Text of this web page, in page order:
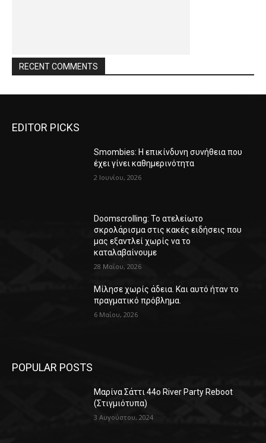
RECENT COMMENTS
EDITOR PICKS
Smombies: Η επικίνδυνη συνήθεια που
έχει γίνει καθημερινότητα
2 Ιουνίου, 2026
Doomscrolling: Το ατελείωτο
σκρολάρισμα στις κακές ειδήσεις που
μας εξαντλεί χωρίς να το
καταλαβαίνουμε
28 Μαΐου, 2026
Μίλησε χωρίς άδεια. Και αυτό ήταν το
πραγματικό πρόβλημα.
6 Μαΐου, 2026
POPULAR POSTS
Μαρίνα Σάττι 44o River Party Reboot
(Στιγμιότυπα)
3 Αυγούστου, 2024